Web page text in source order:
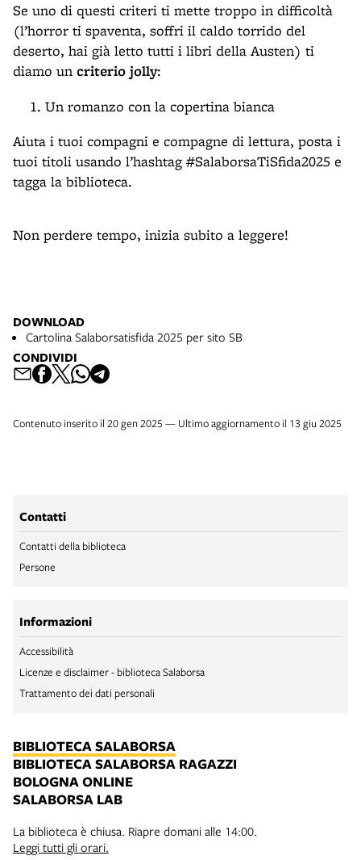
Se uno di questi criteri ti mette troppo in difficoltà
(l’horror ti spaventa, soffri il caldo torrido del
deserto, hai già letto tutti i libri della Austen) ti
diamo un criterio jolly:
Un romanzo con la copertina bianca
Aiuta i tuoi compagni e compagne di lettura, posta i
tuoi titoli usando l’hashtag #SalaborsaTiSfida2025 e
tagga la biblioteca.
Non perdere tempo, inizia subito a leggere!
DOWNLOAD
Cartolina Salaborsatisfida 2025 per sito SB
CONDIVIDI
Contenuto inserito il 20 gen 2025 — Ultimo aggiornamento il 13 giu 2025
Contatti
Contatti della biblioteca
Persone
Informazioni
Accessibilità
Licenze e disclaimer - biblioteca Salaborsa
Trattamento dei dati personali
BIBLIOTECA SALABORSA
BIBLIOTECA SALABORSA RAGAZZI
BOLOGNA ONLINE
SALABORSA LAB
La biblioteca è chiusa. Riapre domani alle 14:00.
Leggi tutti gli orari.